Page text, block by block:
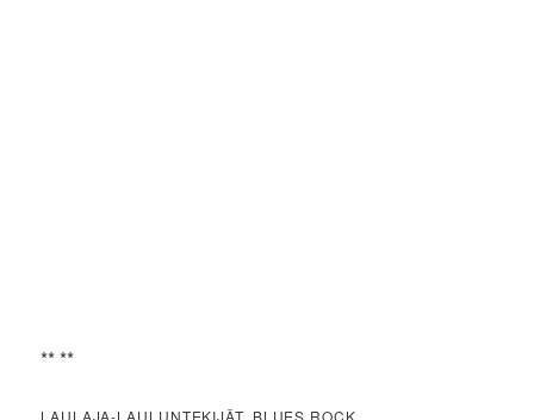
** **
LAULAJA-LAULUNTEKIJÄT, BLUES ROCK